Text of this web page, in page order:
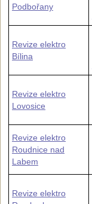
Podbořany
Revize elektro
Bílina
Revize elektro
Lovosice
Revize elektro
Roudnice nad
Labem
Revize elektro